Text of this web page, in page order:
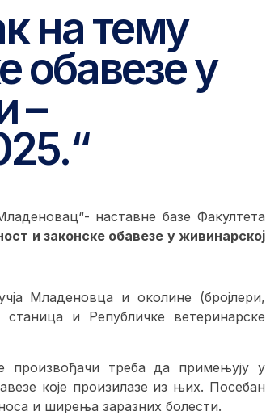
на тему
обавезе у
–
наставне базе Факултета
и законске обавезе у живинарској
Младеновца и околине (бројлери,
и Републичке ветеринарске
произвођачи треба да примењују у
које произилазе из њих. Посебан
и ширења заразних болести.